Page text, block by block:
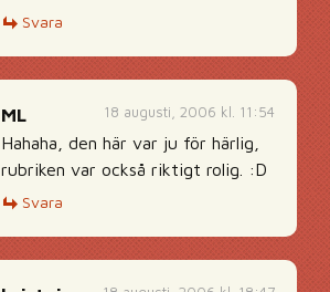
Svara
18 augusti, 2006 kl. 11:54
ML
Hahaha, den här var ju för härlig,
rubriken var också riktigt rolig. :D
Svara